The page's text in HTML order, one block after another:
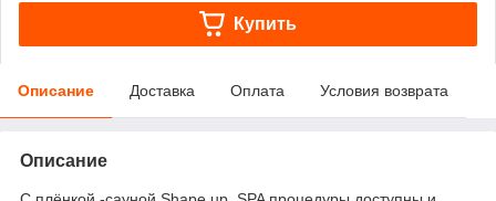
Купить
Описание Доставка Оплата Условия возврата
Описание